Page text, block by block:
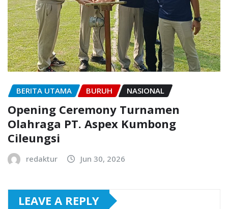
BERITA UTAMA BURUH NASIONAL
Opening Ceremony Turnamen
Olahraga PT. Aspex Kumbong
Cileungsi
redaktur Jun 30, 2026
LEAVE A REPLY